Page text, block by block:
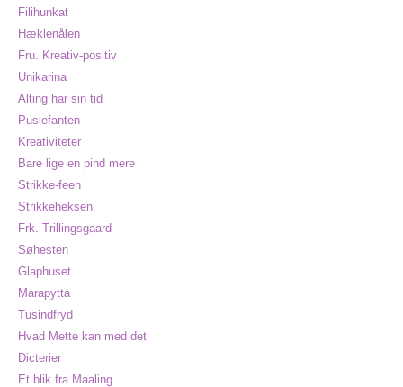
Filihunkat
Hæklenålen
Fru. Kreativ-positiv
Unikarina
Alting har sin tid
Puslefanten
Kreativiteter
Bare lige en pind mere
Strikke-feen
Strikkeheksen
Frk. Trillingsgaard
Søhesten
Glaphuset
Marapytta
Tusindfryd
Hvad Mette kan med det
Dicterier
Et blik fra Maaling